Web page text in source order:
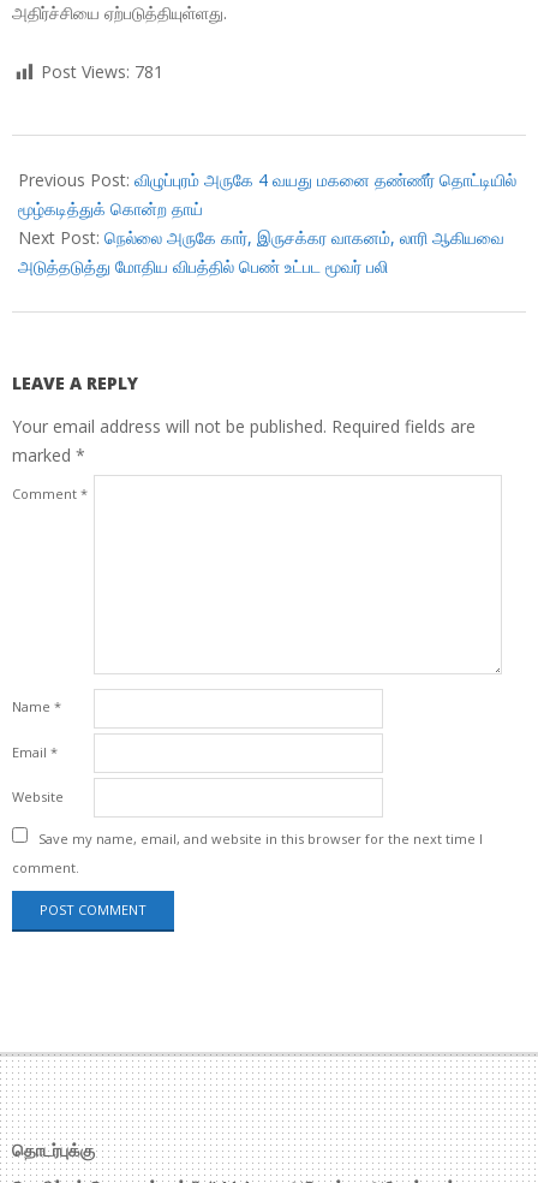
அதிர்ச்சியை ஏற்படுத்தியுள்ளது.
Post Views: 781
11-
02
Previous Post: விழுப்புரம் அருகே 4 வயது மகனை தண்ணீர் தொட்டியில்
மூழ்கடித்துக் கொன்ற தாய்
Next Post: நெல்லை அருகே கார், இருசக்கர வாகனம், லாரி ஆகியவை
அடுத்தடுத்து மோதிய விபத்தில் பெண் உட்பட மூவர் பலி
LEAVE A REPLY
Your email address will not be published. Required fields are
marked *
Comment *
Name *
Email *
Website
Save my name, email, and website in this browser for the next time I
comment.
தொடர்புக்கு